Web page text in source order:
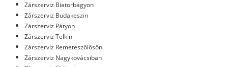
Zárszerviz Biatorbágyon
Zárszerviz Budakeszin
Zárszerviz Pátyon
Zárszerviz Telkin
Zárszerviz Remeteszőlősön
Zárszerviz Nagykovácsiban